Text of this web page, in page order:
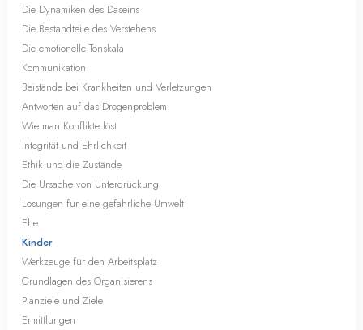
Die Dynamiken des Daseins
Die Bestandteile des Verstehens
Die emotionelle Tonskala
Kommunikation
Beistände bei Krankheiten und Verletzungen
Antworten auf das Drogenproblem
Wie man Konflikte löst
Integrität und Ehrlichkeit
Ethik und die Zustände
Die Ursache von Unterdrückung
Lösungen für eine gefährliche Umwelt
Ehe
Kinder
Werkzeuge für den Arbeitsplatz
Grundlagen des Organisierens
Planziele und Ziele
Ermittlungen